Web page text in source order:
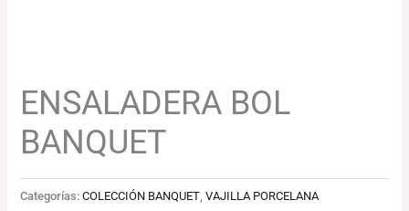
ENSALADERA BOL
BANQUET
Categorías:COLECCIÓN BANQUET ,VAJILLA PORCELANA